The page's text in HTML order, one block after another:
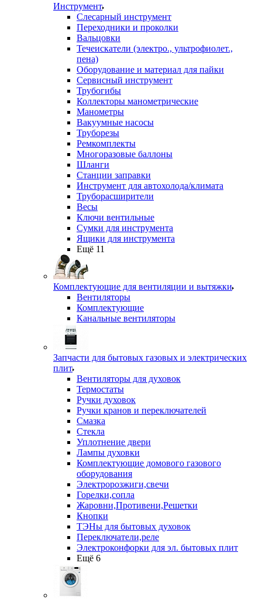
Инструмент
Слесарный инструмент
Переходники и проколки
Вальцовки
Течеискатели (электро., ультрофиолет.,
пена)
Оборудование и материал для пайки
Сервисный инструмент
Трубогибы
Коллекторы манометрические
Манометры
Вакуумные насосы
Труборезы
Ремкомплекты
Многоразовые баллоны
Шланги
Станции заправки
Инструмент для автохолода/климата
Труборасширители
Весы
Ключи вентильные
Сумки для инструмента
Ящики для инструмента
Ещё 11
Комплектующие для вентиляции и вытяжки
Вентиляторы
Комплектующие
Канальные вентиляторы
Запчасти для бытовых газовых и электрических
плит
Вентиляторы для духовок
Термостаты
Ручки духовок
Ручки кранов и переключателей
Смазка
Стекла
Уплотнение двери
Лампы духовки
Комплектующие домового газового
оборудования
Электророзжиги,свечи
Горелки,сопла
Жаровни,Противени,Решетки
Кнопки
ТЭНы для бытовых духовок
Переключатели,реле
Электроконфорки для эл. бытовых плит
Ещё 6